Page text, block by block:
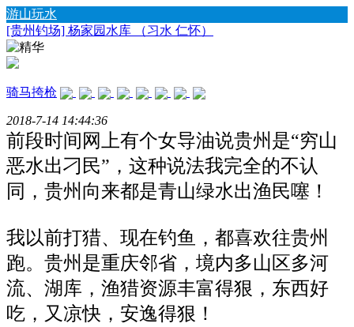
游山玩水
[贵州钓场] 杨家园水库 （习水 仁怀）
骑马挎枪
2018-7-14 14:44:36
前段时间网上有个女导油说贵州是“穷山
恶水出刁民”，这种说法我完全的不认
同，贵州向来都是青山绿水出渔民噻！
我以前打猎、现在钓鱼，都喜欢往贵州
跑。贵州是重庆邻省，境内多山区多河
流、湖库，渔猎资源丰富得狠，东西好
吃，又凉快，安逸得狠！